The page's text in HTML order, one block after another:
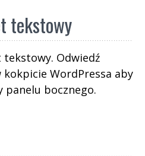
tekstowy
Odwiedź
WordPressa aby
panelu bocznego.